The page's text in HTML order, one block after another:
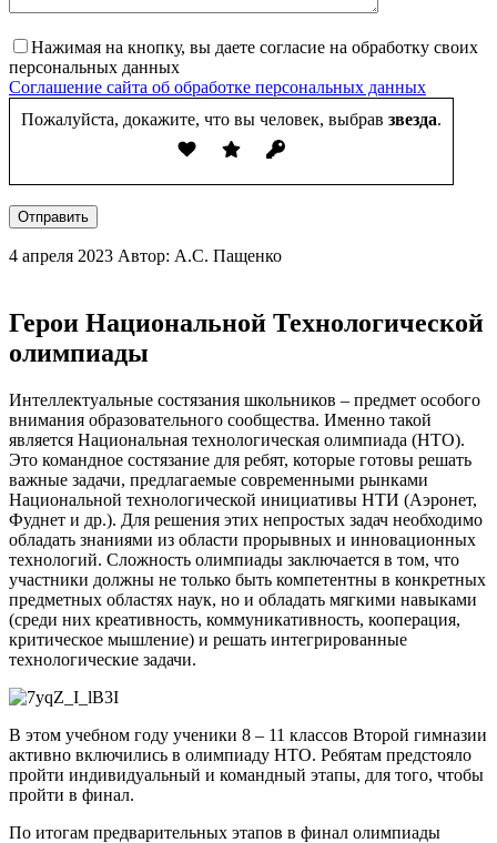
Нажимая на кнопку, вы даете согласие на обработку своих
персональных данных
Соглашение сайта об обработке персональных данных
Пожалуйста, докажите, что вы человек, выбрав звезда.
Отправить
4 апреля 2023 Автор: А.С. Пащенко
Герои Национальной Технологической
олимпиады
Интеллектуальные состязания школьников – предмет особого
внимания образовательного сообщества. Именно такой
является Национальная технологическая олимпиада (НТО).
Это командное состязание для ребят, которые готовы решать
важные задачи, предлагаемые современными рынками
Национальной технологической инициативы НТИ (Аэронет,
Фуднет и др.). Для решения этих непростых задач необходимо
обладать знаниями из области прорывных и инновационных
технологий. Сложность олимпиады заключается в том, что
участники должны не только быть компетентны в конкретных
предметных областях наук, но и обладать мягкими навыками
(среди них креативность, коммуникативность, кооперация,
критическое мышление) и решать интегрированные
технологические задачи.
В этом учебном году ученики 8 – 11 классов Второй гимназии
активно включились в олимпиаду НТО. Ребятам предстояло
пройти индивидуальный и командный этапы, для того, чтобы
пройти в финал.
По итогам предварительных этапов в финал олимпиады